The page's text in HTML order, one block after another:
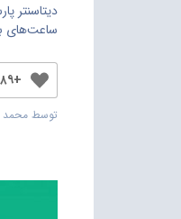
دیتاسنتر
ساعت‌های
+۱۸۹
توسط محمد